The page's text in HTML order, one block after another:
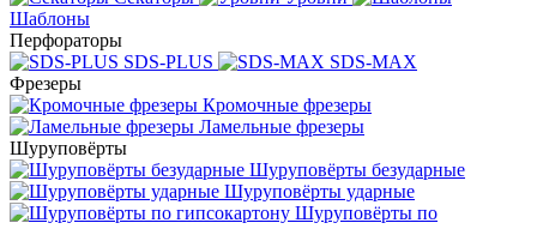
Шаблоны
Перфораторы
SDS-PLUS
SDS-MAX
Фрезеры
Кромочные фрезеры
Ламельные фрезеры
Шуруповёрты
Шуруповёрты безударные
Шуруповёрты ударные
Шуруповёрты по